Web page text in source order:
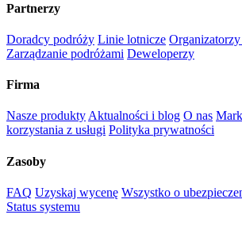
Partnerzy
Doradcy podróży Linie lotnicze
Zarządzanie podróżami Deweloperzy
Firma
Nasze produkty Aktualności i blog O nas
korzystania z usługi Polityka prywatności
Zasoby
FAQ Uzyskaj wycenę Wszystko o
Status systemu